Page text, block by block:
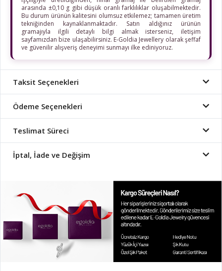
arasında ±0,10 g gibi düşük oranlı farklılıklar oluşabilmektedir.
Bu durum ürünün kalitesini olumsuz etkilemez; tamamen üretim
tekniğinden kaynaklanmaktadır. Satın aldığınız ürünün
gramajıyla ilgili detaylı bilgi almak isterseniz, iletişim
sayfamızdan bize ulaşabilirsiniz. E-Goldia Jewellery olarak şeffaf
ve güvenilir alışveriş deneyimi sunmayı ilke ediniyoruz.
Taksit Seçenekleri
Ödeme Seçenekleri
Teslimat Süreci
İptal, İade ve Değişim